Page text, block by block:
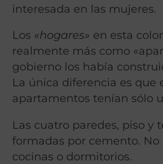
interesada en las mujeres.
Los «hogares» en esta
realmente más como
gobierno los había
La única diferencia es que
apartamentos tenían sólo
Las cuatro paredes, piso y
formadas por cemento. No
cocinas o dormitorios.